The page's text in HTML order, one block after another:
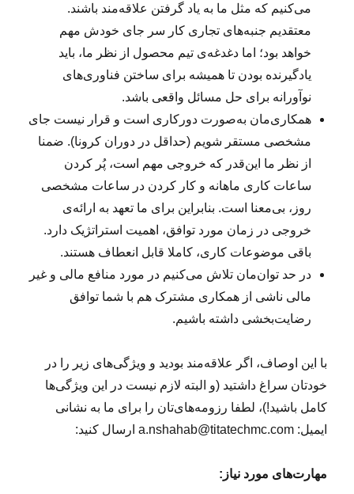
می‌کنیم که مثل ما به یاد گرفتن علاقه‌مند باشند.
معتقدیم جنبه‌های تجاری کار سر جای‌ خودش مهم
خواهد بود؛ اما دغدغه‌ی تیم محصول از نظر ما، باید
یادگیرنده بودن تا همیشه برای ساختن فناوری‌های
نوآورانه برای حل مسائل واقعی باشد.
همکاری‌مان به‌صورت دورکاری است و قرار نیست جای
مشخصی مستقر شویم (حداقل در دوران کرونا). ضمنا
از نظر ما این‌قدر که خروجی مهم است، پُر کردن
ساعات کاری ماهانه و کار کردن در ساعات مشخصی
روز، بی‌معنا است. بنابراین برای ما تعهد به ارائه‌ی
خروجی در زمان مورد توافق، اهمیت استراتژیک دارد.
باقی موضوعات کاری، کاملا قابل انعطاف هستند.
در حد توان‌مان تلاش می‌کنیم در مورد منافع مالی و غیر
مالی ناشی از همکاری مشترک هم با شما توافق
رضایت‌بخشی داشته باشیم.
با این اوصاف، اگر علاقه‌مند بودید و ویژگی‌های زیر را در
خودتان سراغ داشتید (و البته لازم نیست در این ویژگی‌ها
کامل باشید!)، لطفا رزومه‌های‌تان را برای ما به نشانی
ایمیل: a.nshahab@titatechmc.com ارسال کنید:
مهارت‌های مورد نیاز :